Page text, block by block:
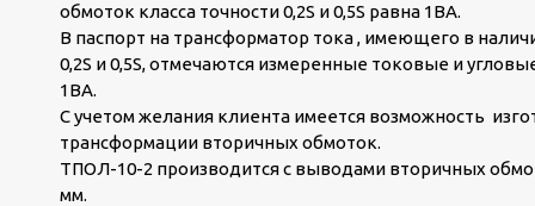
обмоток класса точности 0,2S и 0,5S равна 1ВА.
В паспорт на трансформатор тока , имеющего в
0,2S и 0,5S, отмечаются измеренные токовые и
1ВА.
С учетом желания клиента имеется возможность
трансформации вторичных обмоток.
ТПОЛ-10-2 производится с выводами вторичных
мм.